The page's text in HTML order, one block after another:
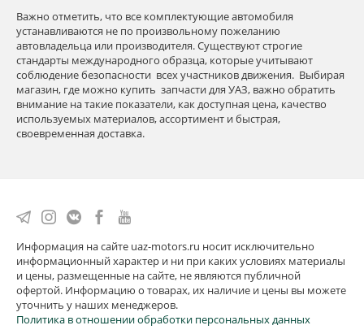
Важно отметить, что все комплектующие автомобиля
устанавливаются не по произвольному пожеланию
автовладельца или производителя. Существуют строгие
стандарты международного образца, которые учитывают
соблюдение безопасности всех участников движения. Выбирая
магазин, где можно купить запчасти для УАЗ, важно обратить
внимание на такие показатели, как доступная цена, качество
используемых материалов, ассортимент и быстрая,
своевременная доставка.
Информация на сайте uaz-motors.ru носит исключительно
информационный характер и ни при каких условиях материалы
и цены, размещенные на сайте, не являются публичной
офертой. Информацию о товарах, их наличие и цены вы можете
уточнить у наших менеджеров.
Политика в отношении обработки персональных данных